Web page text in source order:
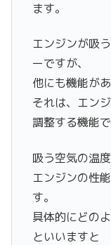
ます。
エンジンが吸
ーですが、
他にも機能があ
それは、エン
調整する機能で
吸う空気の温
エンジンの性
す。
具体的にどの
といいますと